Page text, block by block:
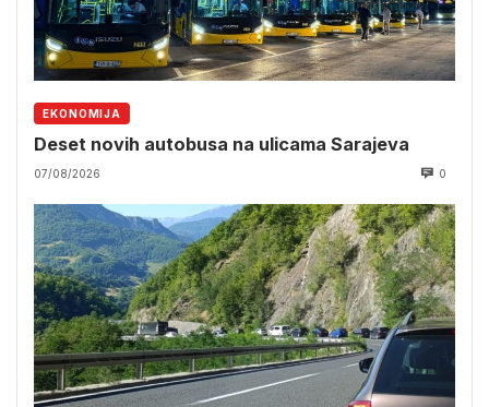
EKONOMIJA
Deset novih autobusa na ulicama Sarajeva
07/08/2026 0